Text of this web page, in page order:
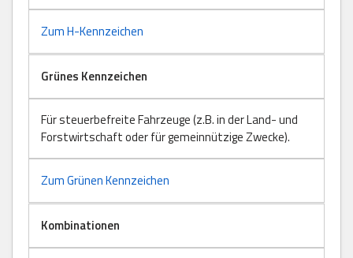
Zum H-Kennzeichen
Grünes Kennzeichen
Für steuerbefreite Fahrzeuge (z.B. in der Land- und
Forstwirtschaft oder für gemeinnützige Zwecke).
Zum Grünen Kennzeichen
Kombinationen